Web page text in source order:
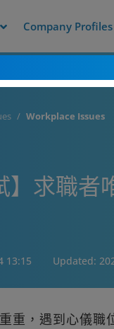
Company Profiles
Workplace Issues
】求職
13:15 Updated:
重，遇到心儀職